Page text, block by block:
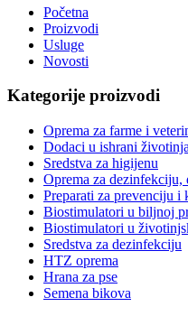
Početna
Proizvodi
Usluge
Novosti
Kategorije proizvodi
Oprema za farme i
Dodaci u ishrani
Sredstva za higijenu
Oprema za
Preparati za prevenciju i
Biostimulatori u biljnoj
Biostimulatori u
Sredstva za dezinfekciju
HTZ oprema
Hrana za pse
Semena bikova